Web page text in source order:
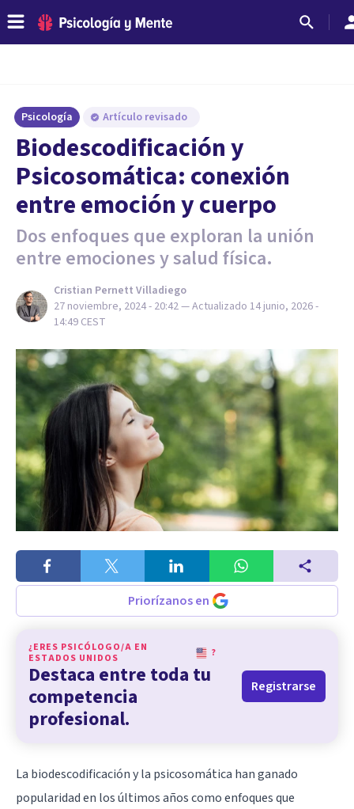
Psicología Artículo revisado
Biodescodificación y
Psicosomática: conexión
entre emoción y cuerpo
Dos enfoques que exploran la unión
entre emociones y salud física.
Cristian Pernett Villadiego
27 noviembre, 2024 - 20:42— Actualizado 14 junio, 2026 -
14:49 CEST
Priorízanos en
¿ERES PSICÓLOGO/A EN
ESTADOS UNIDOS
?
Destaca entre toda tu
competencia
profesional.
Registrarse
La biodescodificación y la psicosomática han ganado
popularidad en los últimos años como enfoques que